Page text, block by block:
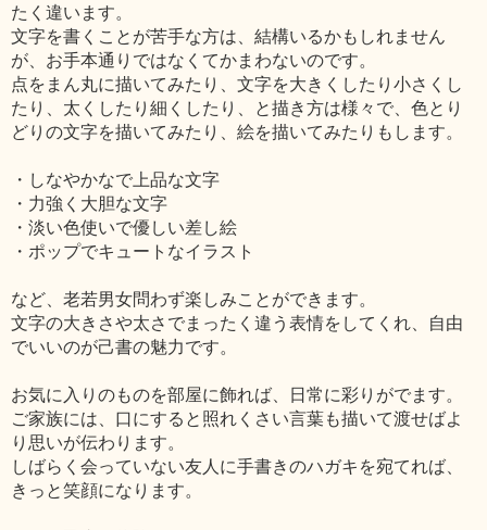
たく違います。
文字を書くことが苦手な方は、結構いるかもしれません
が、お手本通りではなくてかまわないのです。
点をまん丸に描いてみたり、文字を大きくしたり小さくし
たり、太くしたり細くしたり、と描き方は様々で、色とり
どりの文字を描いてみたり、絵を描いてみたりもします。
・しなやかなで上品な文字
・力強く大胆な文字
・淡い色使いで優しい差し絵
・ポップでキュートなイラスト
など、老若男女問わず楽しみことができます。
文字の大きさや太さでまったく違う表情をしてくれ、自由
でいいのが己書の魅力です。
お気に入りのものを部屋に飾れば、日常に彩りがでます。
ご家族には、口にすると照れくさい言葉も描いて渡せばよ
り思いが伝わります。
しばらく会っていない友人に手書きのハガキを宛てれば、
きっと笑顔になります。